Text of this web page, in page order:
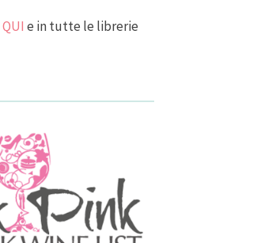
QUI e in tutte le librerie